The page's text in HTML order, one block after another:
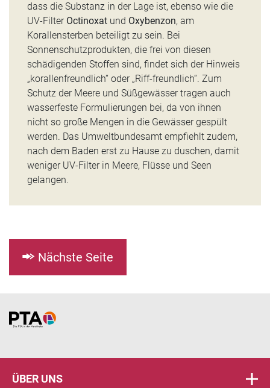
dass die Substanz in der Lage ist, ebenso wie die
UV-Filter Octinoxat und Oxybenzon, am
Korallensterben beteiligt zu sein. Bei
Sonnenschutzprodukten, die frei von diesen
schädigenden Stoffen sind, findet sich der Hinweis
„korallenfreundlich“ oder „Riff-freundlich“. Zum
Schutz der Meere und Süßgewässer tragen auch
wasserfeste Formulierungen bei, da von ihnen
nicht so große Mengen in die Gewässer gespült
werden. Das Umweltbundesamt empfiehlt zudem,
nach dem Baden erst zu Hause zu duschen, damit
weniger UV-Filter in Meere, Flüsse und Seen
gelangen.
Nächste Seite
Home
ÜBER UNS